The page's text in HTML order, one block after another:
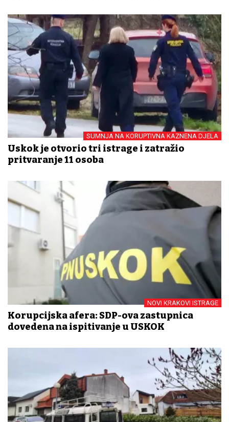
SUMNJA NA KORUPTIVNA KAZNENA DJELA
Uskok je otvorio tri istrage i zatražio
pritvaranje 11 osoba
NOVI KRAKOVI ISTRAGE
Korupcijska afera: SDP-ova zastupnica
dovedena na ispitivanje u USKOK